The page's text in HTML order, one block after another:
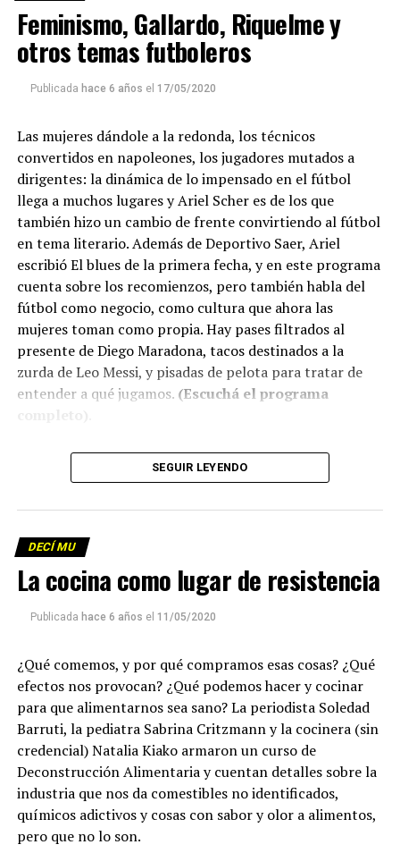
Feminismo, Gallardo, Riquelme y
otros temas futboleros
Publicada hace 6 años el 17/05/2020
Las mujeres dándole a la redonda, los técnicos
convertidos en napoleones, los jugadores mutados a
dirigentes: la dinámica de lo impensado en el fútbol
llega a muchos lugares y Ariel Scher es de los que
también hizo un cambio de frente convirtiendo al fútbol
en tema literario. Además de Deportivo Saer, Ariel
escribió El blues de la primera fecha, y en este programa
cuenta sobre los recomienzos, pero también habla del
fútbol como negocio, como cultura que ahora las
mujeres toman como propia. Hay pases filtrados al
presente de Diego Maradona, tacos destinados a la
zurda de Leo Messi, y pisadas de pelota para tratar de
entender a qué jugamos. (Escuchá el programa
Descargar los archivos de audio:Bloque 1/Bloque 2
Descargar el programa
La reproducción de este programa es libre. Sólo tenés
que mandar un mail a
emitir todos los programas de Decí MU
SEGUIR LEYENDO
DECÍ MU
La cocina como lugar de resistencia
Publicada hace 6 años el 11/05/2020
¿Qué comemos, y por qué compramos esas cosas? ¿Qué
efectos nos provocan? ¿Qué podemos hacer y cocinar
para que alimentarnos sea sano? La periodista Soledad
Barruti, la pediatra Sabrina Critzmann y la cocinera (sin
credencial) Natalia Kiako armaron un curso de
Deconstrucción Alimentaria y cuentan detalles sobre la
industria que nos da comestibles no identificados,
químicos adictivos y cosas con sabor y olor a alimentos,
pero que no lo son.